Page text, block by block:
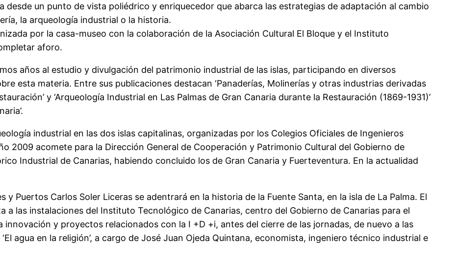
desde un punto de vista poliédrico y enriquecedor que abarca las estrategias de adaptación al cambio
la arqueología industrial o la historia.
por la casa-museo con la colaboración de la Asociación Cultural El Bloque y el Instituto
aforo.
años al estudio y divulgación del patrimonio industrial de las islas, participando en diversos
esta materia. Entre sus publicaciones destacan ‘Panaderías, Molinerías y otras industrias derivadas
y ‘Arqueología Industrial en Las Palmas de Gran Canaria durante la Restauración (1869-1931)’
industrial en las dos islas capitalinas, organizadas por los Colegios Oficiales de Ingenieros
2009 acomete para la Dirección General de Cooperación y Patrimonio Cultural del Gobierno de
Industrial de Canarias, habiendo concluido los de Gran Canaria y Fuerteventura. En la actualidad
y Puertos Carlos Soler Liceras se adentrará en la historia de la Fuente Santa, en la isla de La Palma. El
a las instalaciones del Instituto Tecnológico de Canarias, centro del Gobierno de Canarias para el
y proyectos relacionados con la I +D +i, antes del cierre de las jornadas, de nuevo a las
agua en la religión’, a cargo de José Juan Ojeda Quintana, economista, ingeniero técnico industrial e